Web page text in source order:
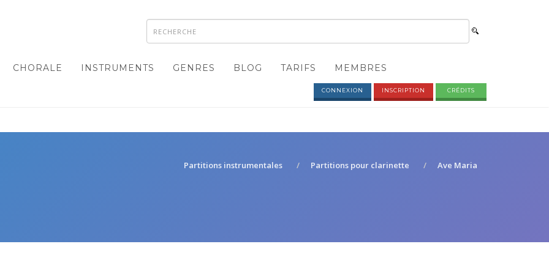
CHORALE INSTRUMENTS GENRES BLOG TARIFS MEMBRES
CONNEXION INSCRIPTION CRÉDITS
Partitions instrumentales Partitions pour clarinette Ave Maria